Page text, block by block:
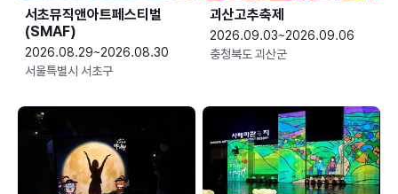
서초뮤직앤아트페스티벌
(SMAF)
2026.08.29~2026.08.30
서울특별시 서초구
괴산고추축제
2026.09.03~2026.09.06
충청북도 괴산군